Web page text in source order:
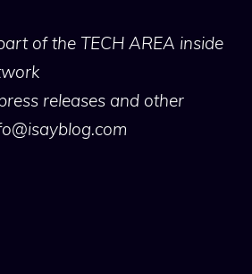
of the TECH AREA inside
releases and other